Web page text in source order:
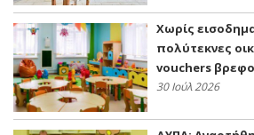
Xωρίς
πολύτεκνες
vouchers
30 Ιούλ 2026